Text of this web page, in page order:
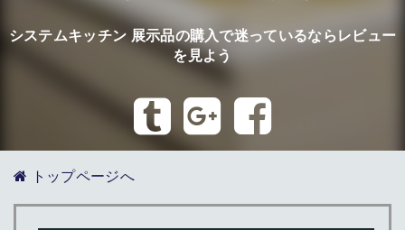
システムキッチン 展示品の購入で迷っているならレビュー
を見よう
トップページへ